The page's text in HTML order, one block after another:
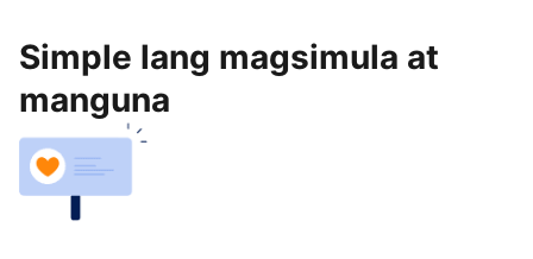
Simple lang magsimula at
manguna